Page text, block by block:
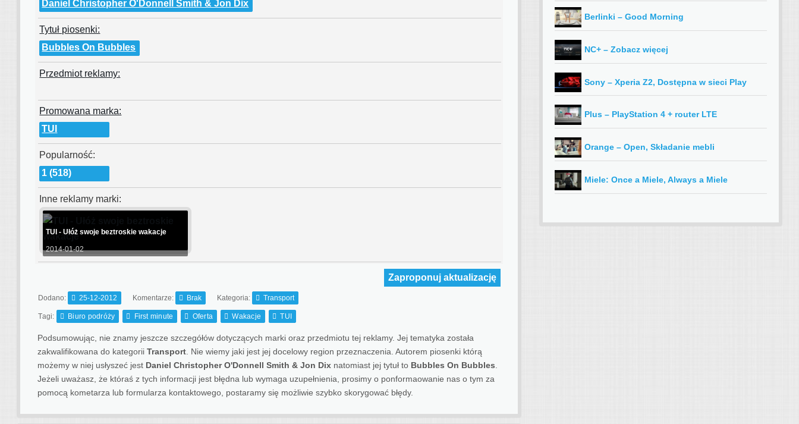
Daniel Christopher O'Donnell Smith & Jon Dix
Tytuł piosenki:
Bubbles On Bubbles
Przedmiot reklamy:
Promowana marka:
TUI
Popularność:
1 (518)
Inne reklamy marki:
TUI - Ułóż swoje beztroskie wakacje
2014-01-02
Zaproponuj aktualizację
Dodano: 25-12-2012 Komentarze: Brak Kategoria: Transport
Tagi: Biuro podróży First minute Oferta Wakacje TUI
Podsumowując, nie znamy jeszcze szczegółów dotyczących marki oraz przedmiotu tej reklamy. Jej tematyka została
zakwalifikowana do kategoriiTransport . Nie wiemy jaki jest jej docelowy region przeznaczenia.Autorem piosenki którą
możemy w niej usłyszeć jest Daniel Christopher O'Donnell Smith & Jon Dix natomiast jej tytuł to Bubbles On Bubbles
Jeżeli uważasz, że któraś z tych informacji jest błędna lub wymaga uzupełnienia, prosimy o ponformaowanie nas o tym za
pomocą kometarza lub formularza kontaktowego, postaramy się możliwie szybko skorygować błędy.
Berlinki – Good Morning
NC+ – Zobacz więcej
Sony – Xperia Z2, Dostępna w sieci Play
Plus – PlayStation 4 + router LTE
Orange – Open, Składanie mebli
Miele: Once a Miele, Always a Miele